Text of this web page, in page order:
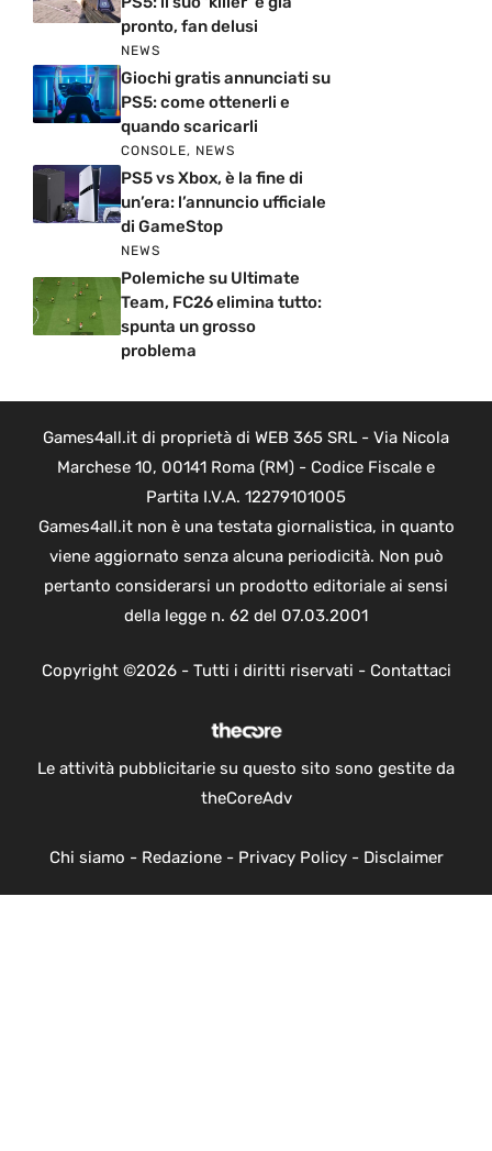
pronto, fan delusi
NEWS
Giochi gratis annunciati su
PS5: come ottenerli e
quando scaricarli
CONSOLE, NEWS
PS5 vs Xbox, è la fine di
un’era: l’annuncio ufficiale
di GameStop
NEWS
Polemiche su Ultimate
Team, FC26 elimina tutto:
spunta un grosso
problema
Games4all.it di proprietà di WEB 365 SRL - Via Nicola
Marchese 10, 00141 Roma (RM) - Codice Fiscale e
Partita I.V.A. 12279101005
Games4all.it non è una testata giornalistica, in quanto
viene aggiornato senza alcuna periodicità. Non può
pertanto considerarsi un prodotto editoriale ai sensi
della legge n. 62 del 07.03.2001
Copyright ©2026 - Tutti i diritti riservati - Contattaci
Le attività pubblicitarie su questo sito sono gestite da
theCoreAdv
Chi siamo - Redazione- Privacy Policy- Disclaimer